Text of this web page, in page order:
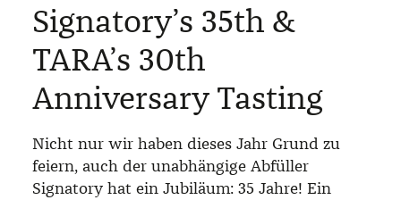
Signatory’s 35th &
TARA’s 30th
Anniversary Tasting
Nicht nur wir haben dieses Jahr Grund zu
feiern, auch der unabhängige Abfüller
Signatory hat ein Jubiläum: 35 Jahre! Ein